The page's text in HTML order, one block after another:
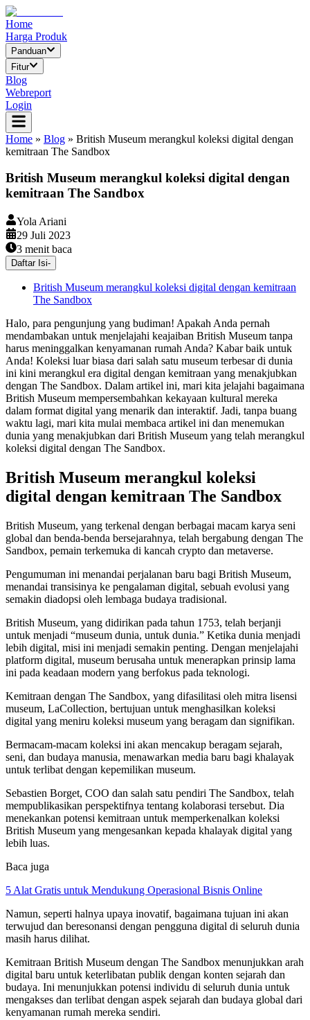
Home
Harga Produk
Panduan
Fitur
Blog
Webreport
Login
Home » Blog » British Museum merangkul koleksi digital dengan
kemitraan The Sandbox
British Museum merangkul koleksi digital dengan
kemitraan The Sandbox
Yola Ariani
29 Juli 2023
3 menit baca
Daftar Isi-
British Museum merangkul koleksi digital dengan kemitraan
The Sandbox
Halo, para pengunjung yang budiman! Apakah Anda pernah
mendambakan untuk menjelajahi keajaiban British Museum tanpa
harus meninggalkan kenyamanan rumah Anda? Kabar baik untuk
Anda! Koleksi luar biasa dari salah satu museum terbesar di dunia
ini kini merangkul era digital dengan kemitraan yang menakjubkan
dengan The Sandbox. Dalam artikel ini, mari kita jelajahi bagaimana
British Museum mempersembahkan kekayaan kultural mereka
dalam format digital yang menarik dan interaktif. Jadi, tanpa buang
waktu lagi, mari kita mulai membaca artikel ini dan menemukan
dunia yang menakjubkan dari British Museum yang telah merangkul
koleksi digital dengan The Sandbox.
British Museum merangkul koleksi
digital dengan kemitraan The Sandbox
British Museum, yang terkenal dengan berbagai macam karya seni
global dan benda-benda bersejarahnya, telah bergabung dengan The
Sandbox, pemain terkemuka di kancah crypto dan metaverse.
Pengumuman ini menandai perjalanan baru bagi British Museum,
menandai transisinya ke pengalaman digital, sebuah evolusi yang
semakin diadopsi oleh lembaga budaya tradisional.
British Museum, yang didirikan pada tahun 1753, telah berjanji
untuk menjadi “museum dunia, untuk dunia.” Ketika dunia menjadi
lebih digital, misi ini menjadi semakin penting. Dengan menjelajahi
platform digital, museum berusaha untuk menerapkan prinsip lama
ini pada keadaan modern yang berfokus pada teknologi.
Kemitraan dengan The Sandbox, yang difasilitasi oleh mitra lisensi
museum, LaCollection, bertujuan untuk menghasilkan koleksi
digital yang meniru koleksi museum yang beragam dan signifikan.
Bermacam-macam koleksi ini akan mencakup beragam sejarah,
seni, dan budaya manusia, menawarkan media baru bagi khalayak
untuk terlibat dengan kepemilikan museum.
Sebastien Borget, COO dan salah satu pendiri The Sandbox, telah
mempublikasikan perspektifnya tentang kolaborasi tersebut. Dia
menekankan potensi kemitraan untuk memperkenalkan koleksi
British Museum yang mengesankan kepada khalayak digital yang
lebih luas.
Baca juga
5 Alat Gratis untuk Mendukung Operasional Bisnis Online
Namun, seperti halnya upaya inovatif, bagaimana tujuan ini akan
terwujud dan beresonansi dengan pengguna digital di seluruh dunia
masih harus dilihat.
Kemitraan British Museum dengan The Sandbox menunjukkan arah
digital baru untuk keterlibatan publik dengan konten sejarah dan
budaya. Ini menunjukkan potensi individu di seluruh dunia untuk
mengakses dan terlibat dengan aspek sejarah dan budaya global dari
kenyamanan rumah mereka sendiri.